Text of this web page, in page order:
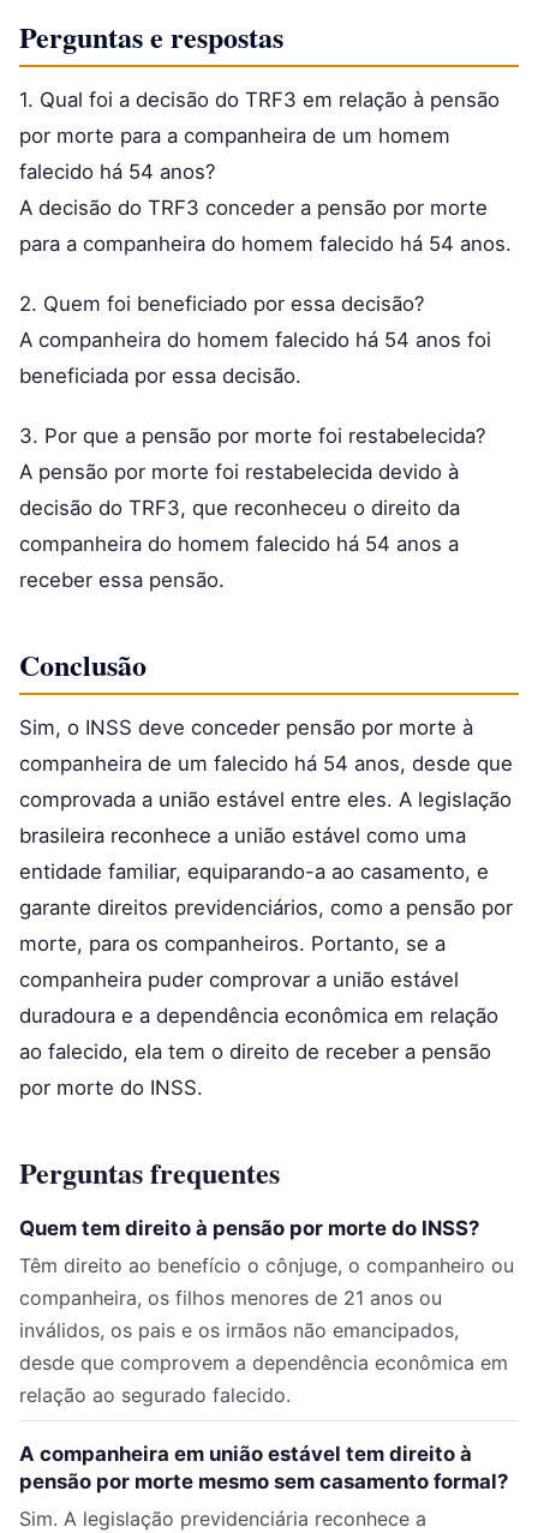
Perguntas e respostas
1. Qual foi a decisão do TRF3 em relação à pensão
por morte para a companheira de um homem
falecido há 54 anos?
A decisão do TRF3 conceder a pensão por morte
para a companheira do homem falecido há 54 anos.
2. Quem foi beneficiado por essa decisão?
A companheira do homem falecido há 54 anos foi
beneficiada por essa decisão.
3. Por que a pensão por morte foi restabelecida?
A pensão por morte foi restabelecida devido à
decisão do TRF3, que reconheceu o direito da
companheira do homem falecido há 54 anos a
receber essa pensão.
Conclusão
Sim, o INSS deve conceder pensão por morte à
companheira de um falecido há 54 anos, desde que
comprovada a união estável entre eles. A legislação
brasileira reconhece a união estável como uma
entidade familiar, equiparando-a ao casamento, e
garante direitos previdenciários, como a pensão por
morte, para os companheiros. Portanto, se a
companheira puder comprovar a união estável
duradoura e a dependência econômica em relação
ao falecido, ela tem o direito de receber a pensão
por morte do INSS.
Perguntas frequentes
Quem tem direito à pensão por morte do INSS?
Têm direito ao benefício o cônjuge, o companheiro ou
companheira, os filhos menores de 21 anos ou
inválidos, os pais e os irmãos não emancipados,
desde que comprovem a dependência econômica em
relação ao segurado falecido.
A companheira em união estável tem direito à
pensão por morte mesmo sem casamento formal?
Sim. A legislação previdenciária reconhece a